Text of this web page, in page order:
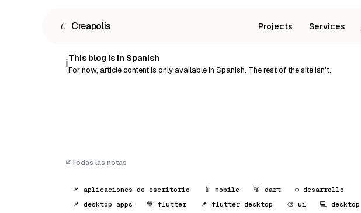
C Creapolis Projects Services
ℹ️This blog is in Spanish
For now, article content is only available in Spanish. The rest of the site isn't.
Todas las notas
📌 aplicaciones de escritorio 📱 mobile 🎯 dart
⚙️ desarrollo
📌 desktop apps
💙 flutter 📌 flutter desktop 🎨 ui
💻 desktop